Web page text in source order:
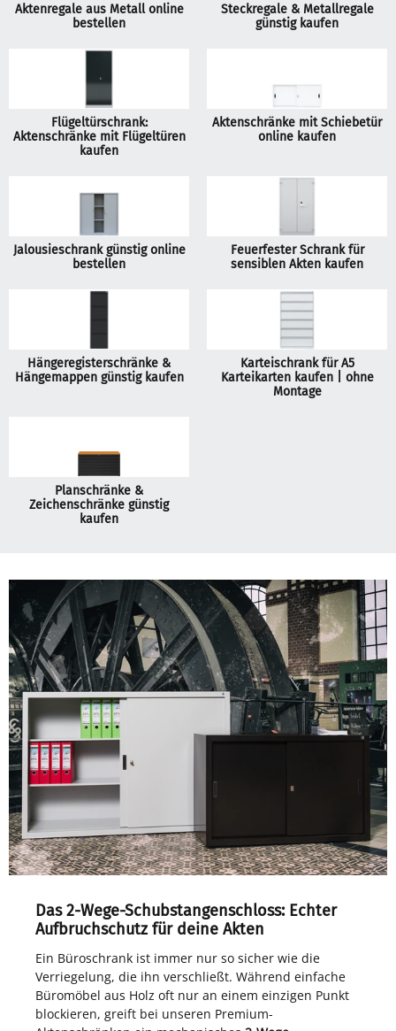
Aktenregale aus Metall online
bestellen
Steckregale & Metallregale
günstig kaufen
Flügeltürschrank:
Aktenschränke mit Flügeltüren
kaufen
Aktenschränke mit Schiebetür
online kaufen
Jalousieschrank günstig online
bestellen
Feuerfester Schrank für
sensiblen Akten kaufen
Hängeregisterschränke &
Hängemappen günstig kaufen
Karteischrank für A5
Karteikarten kaufen | ohne
Montage
Planschränke &
Zeichenschränke günstig
kaufen
Das 2-Wege-Schubstangenschloss: Echter
Aufbruchschutz für deine Akten
Ein Büroschrank ist immer nur so sicher wie die
Verriegelung, die ihn verschließt. Während einfache
Büromöbel aus Holz oft nur an einem einzigen Punkt
blockieren, greift bei unseren Premium-